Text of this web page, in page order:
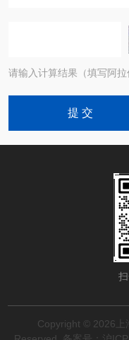
请输入计算结果（填写阿
Copyright © 2026上